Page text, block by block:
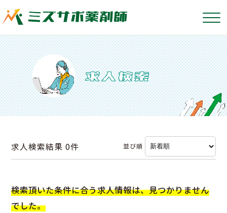
求人検索結果0件 並び順
検索頂いた条件に合う求人情報は、見つかりません
でした。